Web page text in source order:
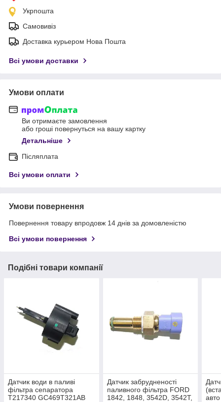
Укрпошта
Самовивіз
Доставка курьером Нова Пошта
Всі умови доставки
Умови оплати
Ви отримаєте замовлення
або гроші повернуться на вашу картку
Детальніше
Післяплата
Всі умови оплати
Умови повернення
Повернення товару впродовж 14 днів за домовленістю
Всі умови повернення
Подібні товари компанії
Датчик води в паливі
фільтра сепаратора
T217340 GC469T321AB
Датчик забрудненості
паливного фільтра FORD
1842, 1848, 3542D, 3542T,